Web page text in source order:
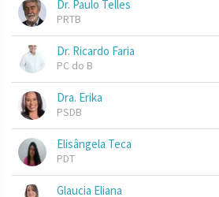
Dr. Paulo Telles
PRTB
Dr. Ricardo Faria
PC do B
Dra. Erika
PSDB
Elisângela Teca
PDT
Glaucia Eliana